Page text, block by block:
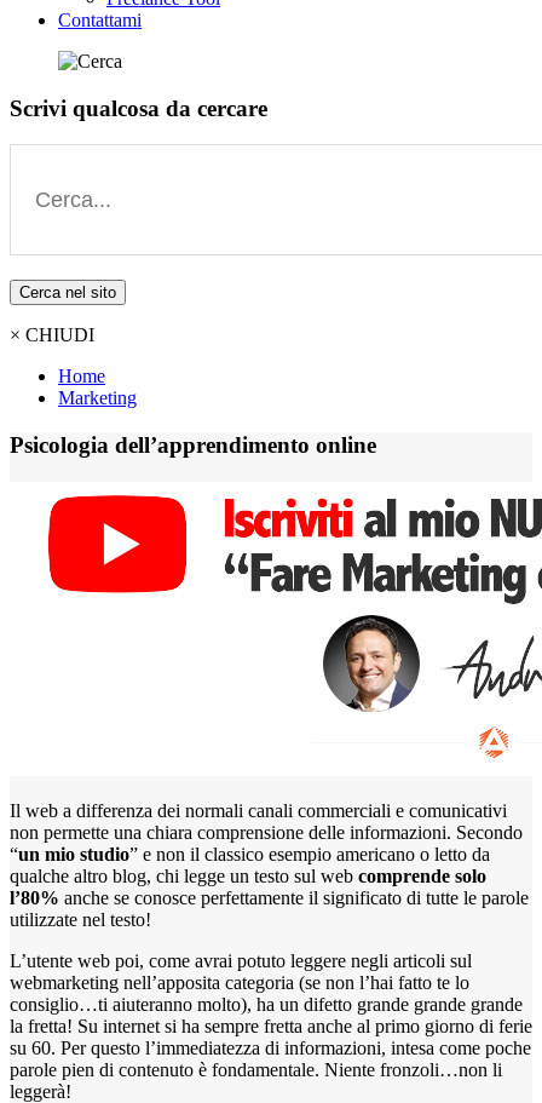
Contattami
Scrivi qualcosa da cercare
Cerca nel sito
× CHIUDI
Home
Marketing
Psicologia dell’apprendimento online
Il web a differenza dei normali canali commerciali e comunicativi
non permette una chiara comprensione delle informazioni. Secondo
“un mio studio” e non il classico esempio americano o letto da
qualche altro blog, chi legge un testo sul web comprende solo
l’80% anche se conosce perfettamente il significato di tutte le parole
utilizzate nel testo!
L’utente web poi, come avrai potuto leggere negli articoli sul
webmarketing nell’apposita categoria (se non l’hai fatto te lo
consiglio…ti aiuteranno molto), ha un difetto grande grande grande
la fretta! Su internet si ha sempre fretta anche al primo giorno di ferie
su 60. Per questo l’immediatezza di informazioni, intesa come poche
parole pien di contenuto è fondamentale. Niente fronzoli…non li
leggerà!